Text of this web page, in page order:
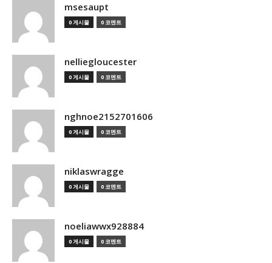
msesaupt
0 게시물 0 코멘트
nelliegloucester
0 게시물 0 코멘트
nghnoe2152701606
0 게시물 0 코멘트
niklaswragge
0 게시물 0 코멘트
noeliawwx928884
0 게시물 0 코멘트